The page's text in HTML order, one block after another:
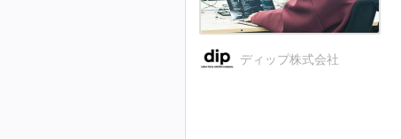
ディップ株式会社